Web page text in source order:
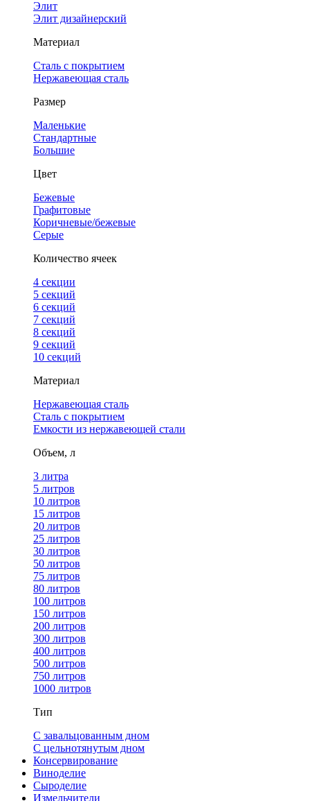
Элит
Элит дизайнерский
Материал
Сталь с покрытием
Нержавеющая сталь
Размер
Маленькие
Стандартные
Большие
Цвет
Бежевые
Графитовые
Коричневые/бежевые
Серые
Количество ячеек
4 cекции
5 секций
6 секций
7 секций
8 секций
9 секций
10 секций
Материал
Нержавеющая сталь
Сталь с покрытием
Емкости из нержавеющей стали
Объем, л
3 литра
5 литров
10 литров
15 литров
20 литров
25 литров
30 литров
50 литров
75 литров
80 литров
100 литров
150 литров
200 литров
300 литров
400 литров
500 литров
750 литров
1000 литров
Тип
С завальцованным дном
С цельнотянутым дном
Консервирование
Виноделие
Сыроделие
Измельчители